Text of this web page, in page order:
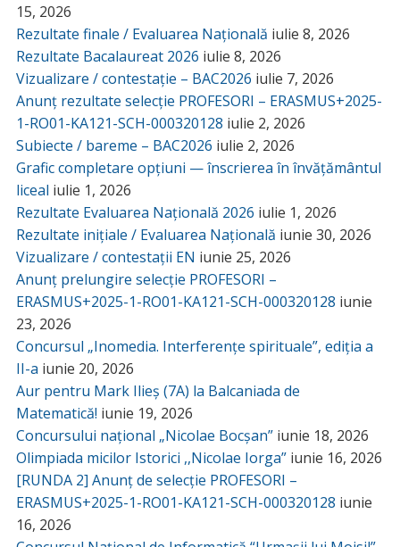
15, 2026
Rezultate finale / Evaluarea Națională iulie 8, 2026
Rezultate Bacalaureat 2026 iulie 8, 2026
Vizualizare / contestație – BAC2026 iulie 7, 2026
Anunț rezultate selecție PROFESORI – ERASMUS+2025-
1-RO01-KA121-SCH-000320128 iulie 2, 2026
Subiecte / bareme – BAC2026 iulie 2, 2026
Grafic completare opțiuni — înscrierea în învățământul
liceal iulie 1, 2026
Rezultate Evaluarea Națională 2026 iulie 1, 2026
Rezultate inițiale / Evaluarea Națională iunie 30, 2026
Vizualizare / contestații EN iunie 25, 2026
Anunț prelungire selecție PROFESORI –
ERASMUS+2025-1-RO01-KA121-SCH-000320128 iunie
23, 2026
Concursul „Inomedia. Interferențe spirituale”, ediția a
II-a iunie 20, 2026
Aur pentru Mark Ilieș (7A) la Balcaniada de
Matematică! iunie 19, 2026
Concursului național „Nicolae Bocșan” iunie 18, 2026
Olimpiada micilor Istorici ,,Nicolae Iorga” iunie 16, 2026
[RUNDA 2] Anunț de selecție PROFESORI –
ERASMUS+2025-1-RO01-KA121-SCH-000320128 iunie
16, 2026